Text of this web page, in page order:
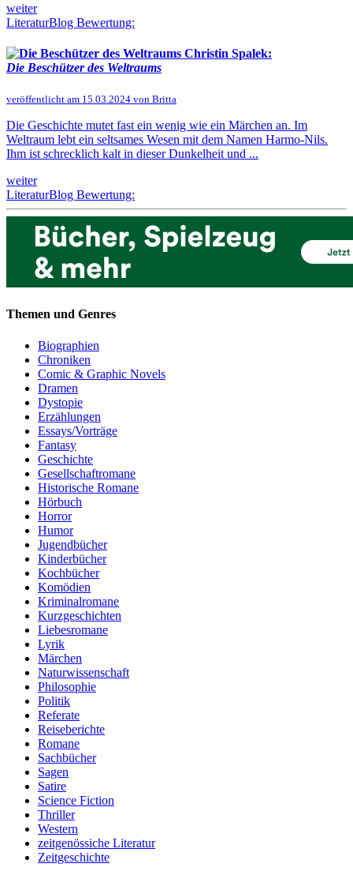
weiter
LiteraturBlog Bewertung:
Christin Spalek:
Die Beschützer des Weltraums
veröffentlicht am 15.03.2024 von Britta
Die Geschichte mutet fast ein wenig wie ein Märchen an. Im
Weltraum lebt ein seltsames Wesen mit dem Namen Harmo-Nils.
Ihm ist schrecklich kalt in dieser Dunkelheit und ...
weiter
LiteraturBlog Bewertung:
Themen und Genres
Biographien
Chroniken
Comic & Graphic Novels
Dramen
Dystopie
Erzählungen
Essays/Vorträge
Fantasy
Geschichte
Gesellschaftromane
Historische Romane
Hörbuch
Horror
Humor
Jugendbücher
Kinderbücher
Kochbücher
Komödien
Kriminalromane
Kurzgeschichten
Liebesromane
Lyrik
Märchen
Naturwissenschaft
Philosophie
Politik
Referate
Reiseberichte
Romane
Sachbücher
Sagen
Satire
Science Fiction
Thriller
Western
zeitgenössiche Literatur
Zeitgeschichte